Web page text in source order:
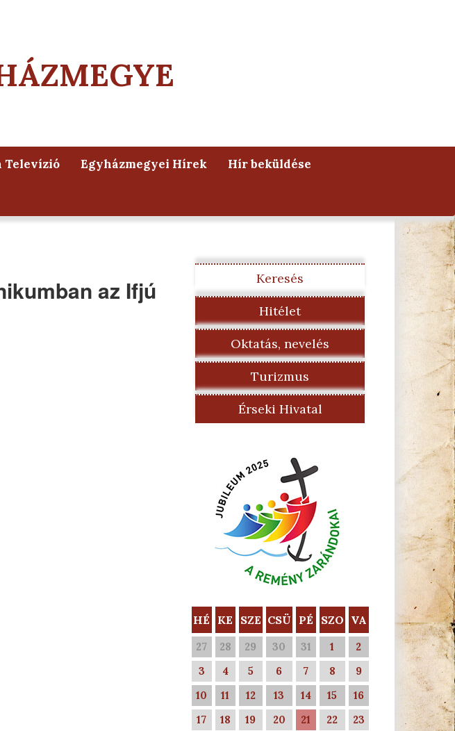
Televízió Egyházmegyei Hírek Hír beküldése
az Ifjú Keresés
Hitélet
Oktatás, nevelés
Turizmus
Érseki Hivatal
HÉ KE SZE CSÜ PÉ SZO VA
27 28 29 30 31 1
2
3
4 5 6 7 8
9
10
11 12 13 14 15
16
17
18 19 20 21 22
23